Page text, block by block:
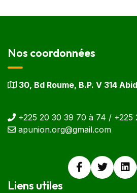
Nos coordonnées
30, Bd Roume, B.P. V 314
+225 20 30 39 70 à 74 / +225
apunion.org@gmail.com
Liens utiles